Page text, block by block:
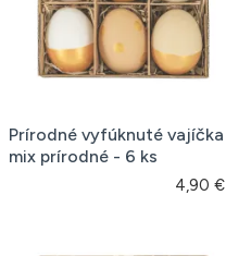
Prírodné vyfúknuté vajíčka
mix prírodné - 6 ks
4,90 €